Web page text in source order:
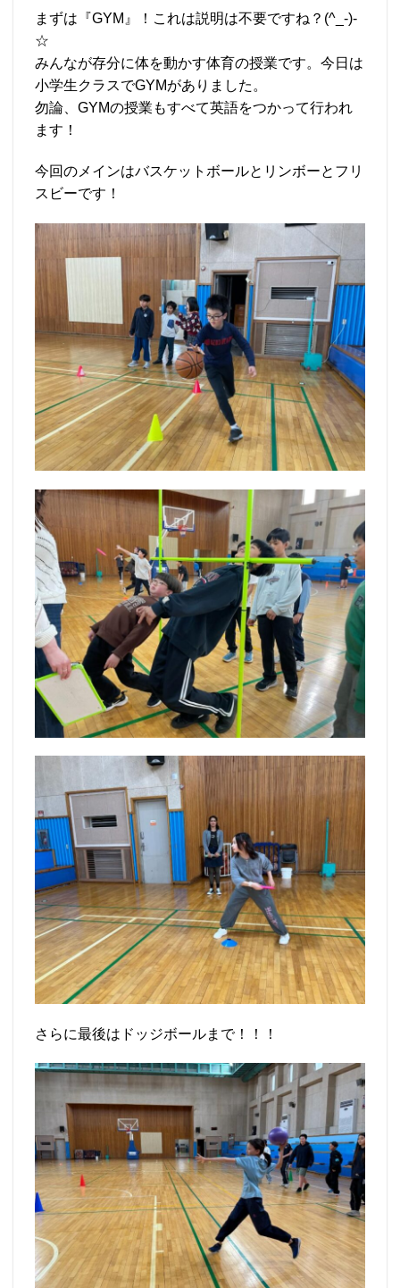
まずは『GYM』！これは説明は不要ですね？(^_-)-
☆
みんなが存分に体を動かす体育の授業です。今日は
小学生クラスでGYMがありました。
勿論、GYMの授業もすべて英語をつかって行われ
ます！
今回のメインはバスケットボールとリンボーとフリ
スビーです！
さらに最後はドッジボールまで！！！